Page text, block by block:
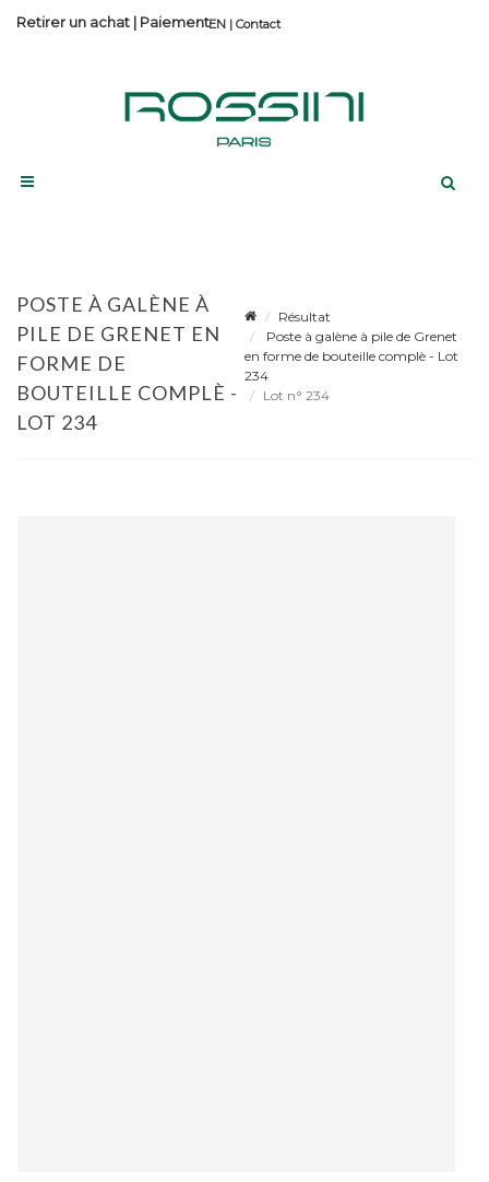
Contact
Retirer un achat | Paiement
POSTE À GALÈNE À
PILE DE GRENET EN
FORME DE
BOUTEILLE COMPLÈ -
LOT 234
Résultat
Poste à galène à pile de Grenet
en forme de bouteille complè - Lot
234
Lot n° 234